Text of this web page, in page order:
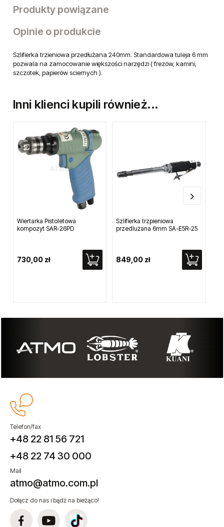
Produkty powiązane
Opinie o produkcie
Szlifierka trzieniowa przedłużana 240mm. Standardowa tuleja 6 mm
pozwala na zamocowanie większości narzędzi ( frezów, kamini,
szczotek, papierów sciernych ).
Inni klienci kupili również...
Wiertarka Pistoletowa
kompozyt SAR-26PD
730,00 zł
Szlifierka trzpieniowa
przedlużana 6mm SA-E5R-25
849,00 zł
Telefon/fax
+48 22 81 56 721
+48 22 74 30 000
Mail
atmo@atmo.com.pl
Dołącz do nas i bądź na bieżąco!